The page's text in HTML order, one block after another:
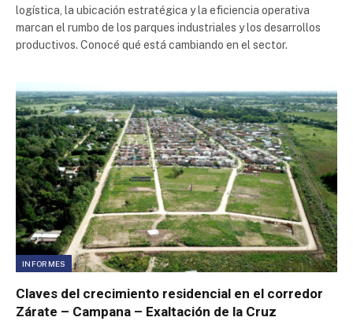
logística, la ubicación estratégica y la eficiencia operativa
marcan el rumbo de los parques industriales y los desarrollos
productivos. Conocé qué está cambiando en el sector.
INFORMES
Claves del crecimiento residencial en el corredor
Zárate – Campana – Exaltación de la Cruz